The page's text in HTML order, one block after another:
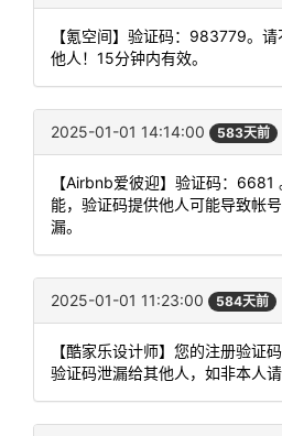
【氪空间】验证码：983779。
他人！15分钟内有效。
2025-01-01 14:14:00 583天前
【Airbnb爱彼迎】验证码：6681
能，验证码提供他人可能导致帐
漏。
2025-01-01 11:23:00 584天前
【酷家乐设计师】您的注册验证
验证码泄漏给其他人，如非本人请